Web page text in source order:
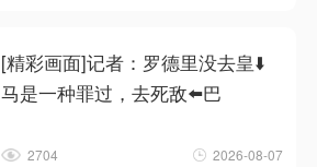
[精彩画面]记者：罗德里没去皇⬇️
马是一种罪过，去死敌⬅️巴
2704 2026-08-07